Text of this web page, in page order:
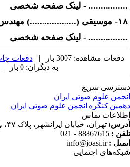
- لینک صفحه شخصی
۱۸- موسیقی (...................) مهندس
- لینک صفحه شخصی
دفعات مشاهده: 3007 بار | دفعات چاپ: 561
به دیگران: 0 بار |
سریع
علوم صوتی ایران
کنگره انجمن علوم صوتی ایران
تماس
تهران، خیابان ایرانشهر، پلاک ۴۷، واحد۳
:
88867615 - 021
:
info@joasi.ir
اجتمایی